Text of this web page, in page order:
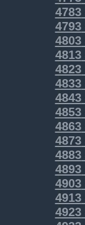
4783
4793
4803
4813
4823
4833
4843
4853
4863
4873
4883
4893
4903
4913
4923